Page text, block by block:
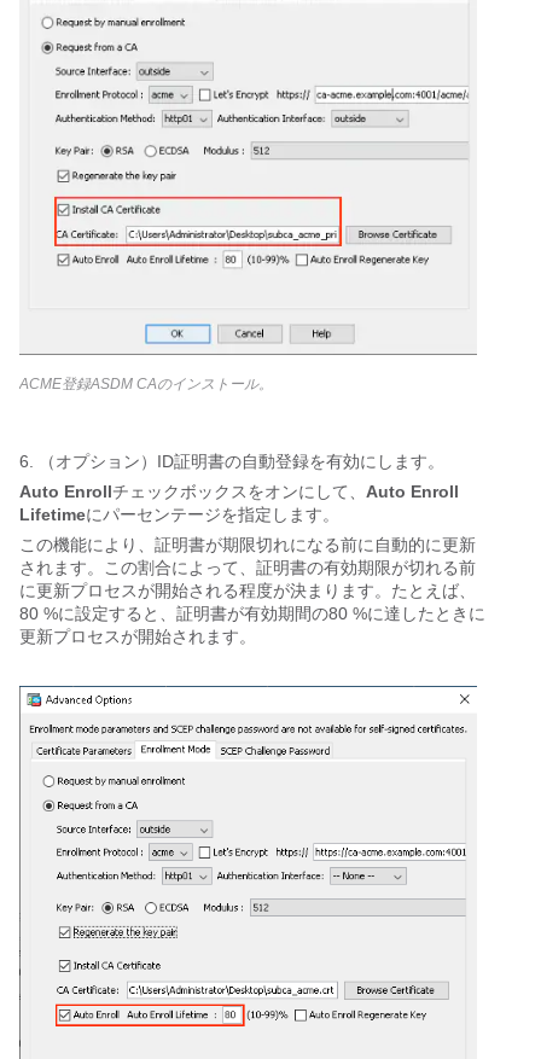
ACME登録ASDM CAのインストール。
6. （オプション）ID証明書の自動登録を有効にします。
Auto Enrollチェックボックスをオンにして、 Auto Enroll
Lifetimeにパーセンテージを指定します。
この機能により、証明書が期限切れになる前に自動的に更新
されます。この割合によって、証明書の有効期限が切れる前
に更新プロセスが開始される程度が決まります。たとえば、
80 %に設定すると、証明書が有効期間の80 %に達したときに
更新プロセスが開始されます。